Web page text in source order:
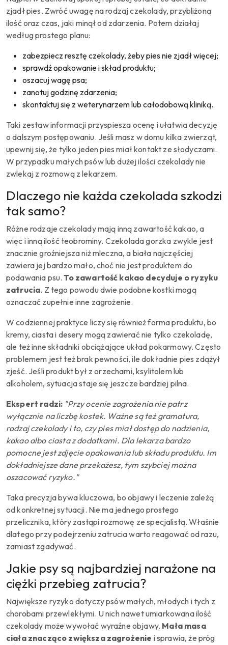
zjadł pies. Zwróć uwagę na rodzaj czekolady, przybliżoną
ilość oraz czas, jaki minął od zdarzenia. Potem działaj
według prostego planu:
zabezpiecz resztę czekolady, żeby pies nie zjadł więcej;
sprawdź opakowanie i skład produktu;
oszacuj wagę psa;
zanotuj godzinę zdarzenia;
skontaktuj się z weterynarzem lub całodobową kliniką.
Taki zestaw informacji przyspiesza ocenę i ułatwia decyzję
o dalszym postępowaniu. Jeśli masz w domu kilka zwierząt,
upewnij się, że tylko jeden pies miał kontakt ze słodyczami.
W przypadku małych psów lub dużej ilości czekolady nie
zwlekaj z rozmową z lekarzem.
Dlaczego nie każda czekolada szkodzi
tak samo?
Różne rodzaje czekolady mają inną zawartość kakao, a
więc i inną ilość teobrominy. Czekolada gorzka zwykle jest
znacznie groźniejsza niż mleczna, a biała najczęściej
zawiera jej bardzo mało, choć nie jest produktem do
podawania psu.To zawartość kakao decyduje o ryzyku
zatrucia. Z tego powodu dwie podobne kostki mogą
oznaczać zupełnie inne zagrożenie.
W codziennej praktyce liczy się również forma produktu, bo
kremy, ciasta i desery mogą zawierać nie tylko czekoladę,
ale też inne składniki obciążające układ pokarmowy. Często
problemem jest też brak pewności, ile dokładnie pies zdążył
zjeść. Jeśli produkt był z orzechami, ksylitolem lub
alkoholem, sytuacja staje się jeszcze bardziej pilna.
Ekspert radzi: "Przy ocenie zagrożenia nie patrz
wyłącznie na liczbę kostek. Ważne są też gramatura,
rodzaj czekolady i to, czy pies miał dostęp do nadzienia,
kakao albo ciasta z dodatkami. Dla lekarza bardzo
pomocne jest zdjęcie opakowania lub składu produktu. Im
dokładniejsze dane przekażesz, tym szybciej można
oszacować ryzyko."
Taka precyzja bywa kluczowa, bo objawy i leczenie zależą
od konkretnej sytuacji. Nie ma jednego prostego
przelicznika, który zastąpi rozmowę ze specjalistą. Właśnie
dlatego przy podejrzeniu zatrucia warto reagować od razu,
zamiast zgadywać.
Jakie psy są najbardziej narażone na
ciężki przebieg zatrucia?
Największe ryzyko dotyczy psów małych, młodych i tych z
chorobami przewlekłymi. U nich nawet umiarkowana ilość
czekolady może wywołać wyraźne objawy. Mała masa
ciała znacząco zwiększa zagrożenie i sprawia, że próg